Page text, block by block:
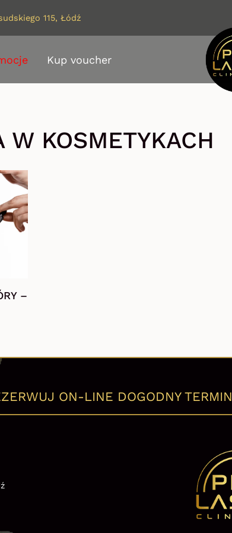
115, Łódź
Kup voucher
W KOSMETYKACH
–
ON-LINE DOGODNY TERMIN